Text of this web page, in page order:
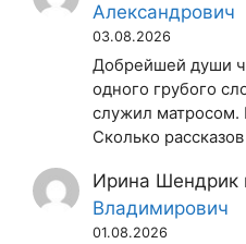
Александрович
03.08.2026
Добрейшей души
одного грубого
служил матросом.
Сколько
Ирина Шендрик
Владимирович
01.08.2026